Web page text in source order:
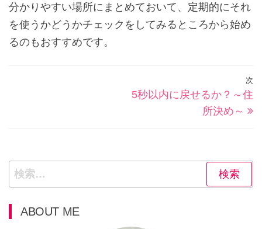
分かりやすい場所にまとめておいて、定期的にそれ
を使うかどうかチェックをしてみるところから始め
るのもおすすめです。
ゲ
ー
シ
ョ
次
5秒以内に戻せるか？～住
所決め～
検
索:
ABOUT ME